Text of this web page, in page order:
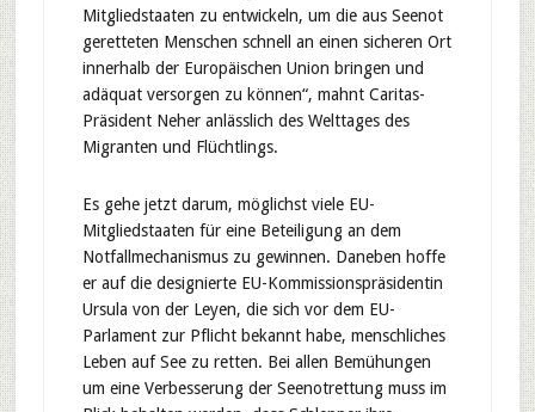
Mitgliedstaaten zu entwickeln, um die aus Seenot
geretteten Menschen schnell an einen sicheren Ort
innerhalb der Europäischen Union bringen und
adäquat versorgen zu können“, mahnt Caritas-
Präsident Neher anlässlich des Welttages des
Migranten und Flüchtlings.
Es gehe jetzt darum, möglichst viele EU-
Mitgliedstaaten für eine Beteiligung an dem
Notfallmechanismus zu gewinnen. Daneben hoffe
er auf die designierte EU-Kommissionspräsidentin
Ursula von der Leyen, die sich vor dem EU-
Parlament zur Pflicht bekannt habe, menschliches
Leben auf See zu retten. Bei allen Bemühungen
um eine Verbesserung der Seenotrettung muss im